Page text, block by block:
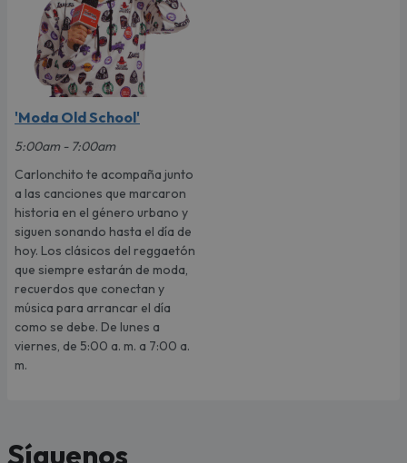
'Moda Old School'
5:00am - 7:00am
Carlonchito te acompaña junto
a las canciones que marcaron
historia en el género urbano y
siguen sonando hasta el día de
hoy. Los clásicos del reggaetón
que siempre estarán de moda,
recuerdos que conectan y
música para arrancar el día
como se debe. De lunes a
viernes, de 5:00 a. m. a 7:00 a.
m.
Síguenos